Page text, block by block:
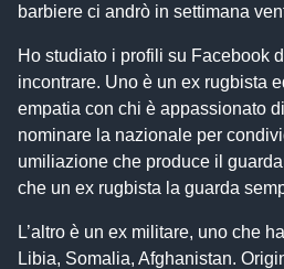
barbiere ci andrò in settimana
Ho studiato i profili su Facebook
incontrare. Uno è un ex rugbista
empatia con chi è appassionato
nominare la nazionale per
umiliazione che produce il
che un ex rugbista la guarda
L’altro è un ex militare, uno che
Libia, Somalia, Afghanistan.